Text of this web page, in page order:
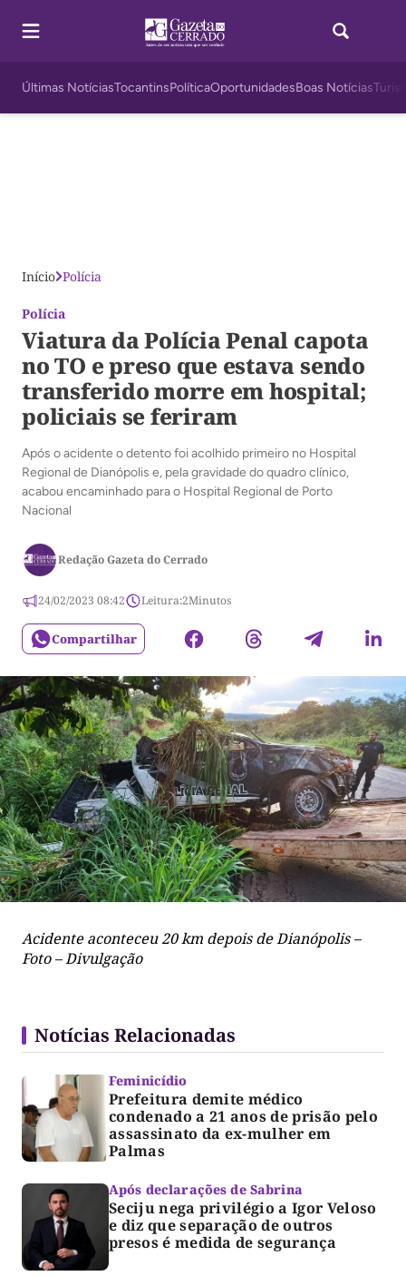
Últimas NotíciasTocantinsPolíticaOportunidadesBoas Notícias
Início Polícia
Polícia
Viatura da Polícia Penal capota
no TO e preso que estava sendo
transferido morre em hospital;
policiais se feriram
Após o acidente o detento foi acolhido primeiro no Hospital
Regional de Dianópolis e, pela gravidade do quadro clínico,
acabou encaminhado para o Hospital Regional de Porto
Nacional
Redação Gazeta do Cerrado
24/02/2023 08:42 Leitura:2Minutos
Compartilhar
Acidente aconteceu 20 km depois de Dianópolis –
Foto – Divulgação
Notícias Relacionadas
Feminicídio
Prefeitura demite médico
condenado a 21 anos de prisão pelo
assassinato da ex-mulher em
Palmas
Após declarações de Sabrina
Seciju nega privilégio a Igor Veloso
e diz que separação de outros
presos é medida de segurança